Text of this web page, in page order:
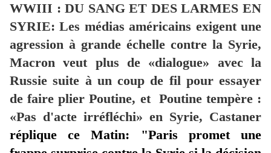
WWIII : DU SANG ET DES LARMES EN
SYRIE: Les médias américains exigent une
agression à grande échelle contre la Syrie,
Macron veut plus de «dialogue» avec la
Russie suite à un coup de fil pour essayer
de faire plier Poutine, et Poutine tempère :
«Pas d'acte irréfléchi» en Syrie, Castaner
réplique ce Matin: "Paris promet une